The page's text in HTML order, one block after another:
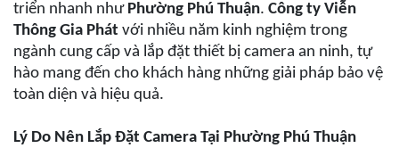
triển nhanh như Phường Phú Thuận. Công ty Viễn
Thông Gia Phát với nhiều năm kinh nghiệm trong
ngành cung cấp và lắp đặt thiết bị camera an ninh, tự
hào mang đến cho khách hàng những giải pháp bảo vệ
toàn diện và hiệu quả.
Lý Do Nên Lắp Đặt Camera Tại Phường Phú Thuận